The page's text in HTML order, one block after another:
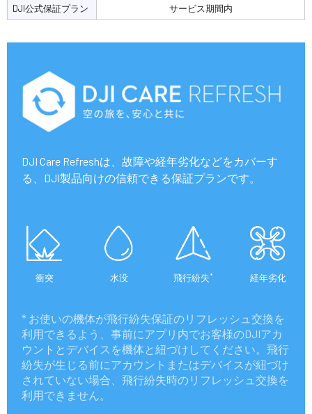
DJI公式保証プラン
サービス期間内
DJI Care Refreshは、故障や経年劣化などをカバーす
る、DJI製品向けの信頼できる保証プランです。
衝突 水没 飛行紛失* 経年劣化
* お使いの機体が飛行紛失保証のリフレッシュ交換を
利用できるよう、事前にアプリ内でお客様のDJIアカ
ウントとデバイスを機体と紐づけしてください。飛行
紛失が生じる前にアカウントまたはデバイスが紐づけ
されていない場合、飛行紛失時のリフレッシュ交換を
利用できません。